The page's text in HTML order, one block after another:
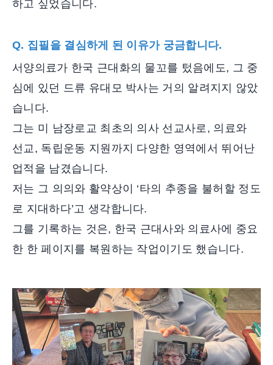
하고 싶었습니다.
Q. 집필을 결심하게 된 이유가 궁금합니다.
서양의료가 한국 근대화의 물꼬를 텄음에도, 그 중
심에 있던 드류 유대모 박사는 거의 알려지지 않았
습니다.
그는 미 남장로교 최초의 의사 선교사로, 의료와
선교, 독립운동 지원까지 다양한 영역에서 뛰어난
업적을 남겼습니다.
저는 그 의의와 활약상이 ‘타의 추종을 불허할 정도
로 지대하다’고 생각합니다.
그를 기록하는 것은, 한국 근대사와 의료사에 중요
한 한 페이지를 복원하는 작업이기도 했습니다.